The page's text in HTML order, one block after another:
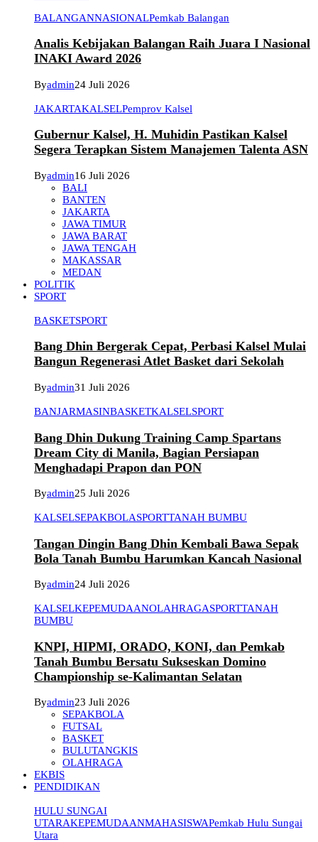
BALANGANNASIONALPemkab Balangan
Analis Kebijakan Balangan Raih Juara I Nasional
INAKI Award 2026
Byadmin24 Juli 2026
JAKARTAKALSELPemprov Kalsel
Gubernur Kalsel, H. Muhidin Pastikan Kalsel
Segera Terapkan Sistem Manajemen Talenta ASN
Byadmin16 Juli 2026
BALI
BANTEN
JAKARTA
JAWA TIMUR
JAWA BARAT
JAWA TENGAH
MAKASSAR
MEDAN
POLITIK
SPORT
BASKETSPORT
Bang Dhin Bergerak Cepat, Perbasi Kalsel Mulai
Bangun Regenerasi Atlet Basket dari Sekolah
Byadmin31 Juli 2026
BANJARMASINBASKETKALSELSPORT
Bang Dhin Dukung Training Camp Spartans
Dream City di Manila, Bagian Persiapan
Menghadapi Prapon dan PON
Byadmin25 Juli 2026
KALSELSEPAKBOLASPORTTANAH BUMBU
Tangan Dingin Bang Dhin Kembali Bawa Sepak
Bola Tanah Bumbu Harumkan Kancah Nasional
Byadmin24 Juli 2026
KALSELKEPEMUDAANOLAHRAGASPORTTANAH
BUMBU
KNPI, HIPMI, ORADO, KONI, dan Pemkab
Tanah Bumbu Bersatu Sukseskan Domino
Championship se-Kalimantan Selatan
Byadmin23 Juli 2026
SEPAKBOLA
FUTSAL
BASKET
BULUTANGKIS
OLAHRAGA
EKBIS
PENDIDIKAN
HULU SUNGAI
UTARAKEPEMUDAANMAHASISWAPemkab Hulu Sungai
Utara